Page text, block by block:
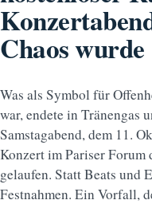
Chaos wurde
Was als Symbol für
war, endete in Tränengas
Samstagabend, dem 11.
Konzert im Pariser Forum
gelaufen. Statt Beats und
Festnahmen. Ein Vorfall,